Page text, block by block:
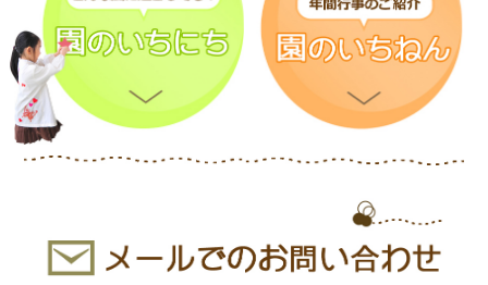
外が暗くなったので、キャンプファイヤーをしま
した。
元気に体操をしたり、火の大切さのお話を聞いた
りしました。
そして、花火もしました！聖カタリナ高校野球部
のお兄さんと一緒に
伊予鉄プールの皆様、ありがとうございました。
プレゼントをもらいたい
お友達を指名して前にでてきてもらいます。